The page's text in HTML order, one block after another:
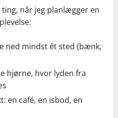
ting, når jeg planlægger en
ned mindst ét sted (bænk,
hjørne, hvor lyden fra
en café, en isbod, en